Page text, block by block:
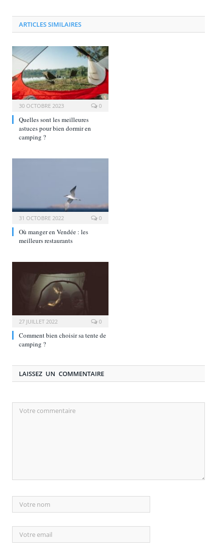
ARTICLES SIMILAIRES
30 OCTOBRE 2023 0
Quelles sont les meilleures
astuces pour bien dormir en
camping ?
31 OCTOBRE 2022 0
Où manger en Vendée : les
meilleurs restaurants
27 JUILLET 2022 0
Comment bien choisir sa tente de
camping ?
LAISSEZ UN COMMENTAIRE